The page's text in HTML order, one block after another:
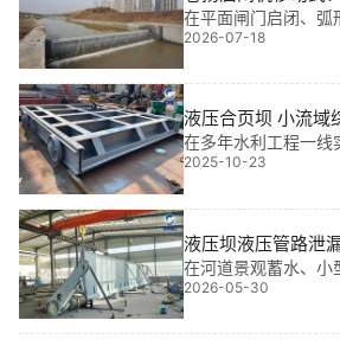
轨道的配合要求
在平面闸门启闭、弧
调水及船闸闸门控制
用，但轨道沉降或安
与车轮异常磨损，
2026-07-18
液压合页坝 小流域
引擎
在多年水利工程一线
到：液压合页坝 小流
升级，更是生态修复
动”。它以灵活调控
杂地形等优势，正成
宠”。尤
2025-10-23
液压坝液压管路泄
与密封垫圈更换
在河道景观蓄水、小
治理中，液压系统漏
于我多年工程经验，
与密封垫圈更换流程
2026-05-30